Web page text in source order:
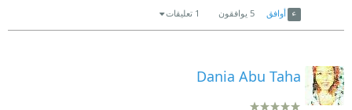
أوافق 5 يوافقون 1 تعليقات
Dania Abu Taha